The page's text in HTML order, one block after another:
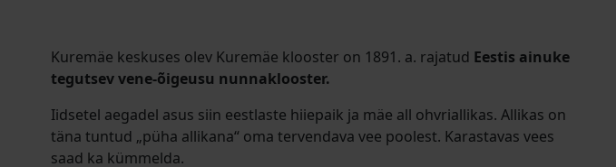
Kuremäe keskuses olev Kuremäe klooster on 1891. a. rajatud Eestis ainuke
tegutsev vene-õigeusu nunnaklooster.
Iidsetel aegadel asus siin eestlaste hiiepaik ja mäe all ohvriallikas. Allikas on
täna tuntud „püha allikana“ oma tervendava vee poolest. Karastavas vees
saad ka kümmelda.